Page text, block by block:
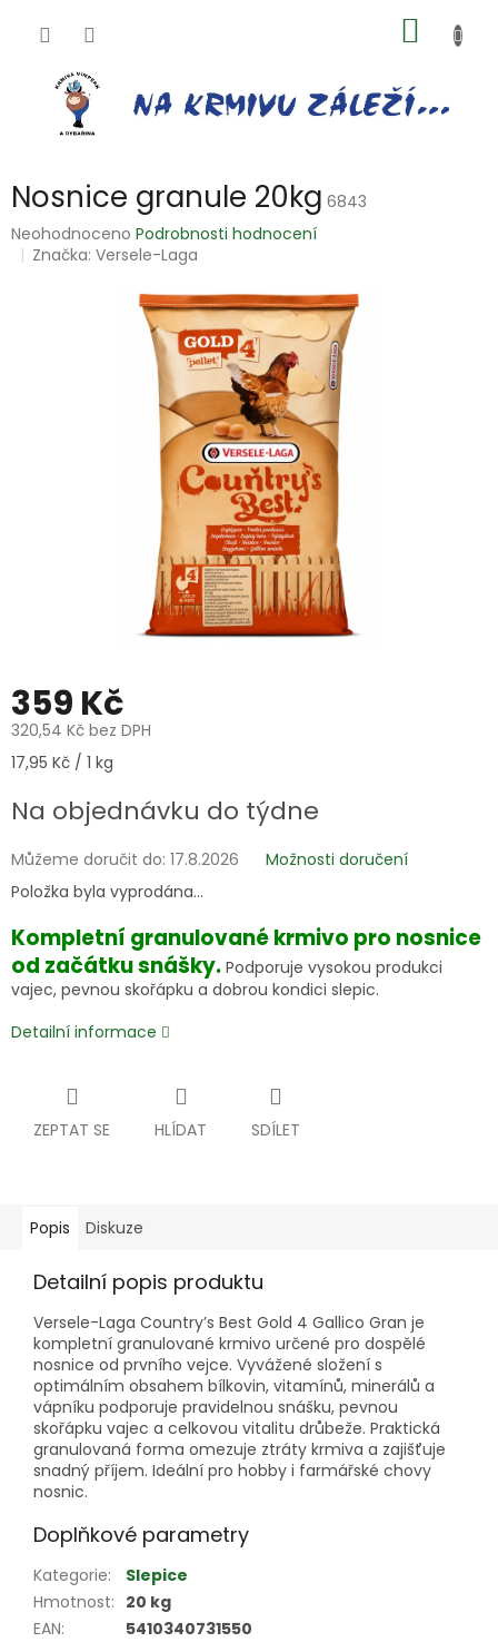
KOŠÍK
Nosnice granule 20kg 6843
Průměrné
hodnocení
Neohodnoceno Podrobnosti hodnocení
Značka:Versele-Laga
359 Kč
320,54 Kč bez DPH
Měrná
17,95 Kč / 1 kg
Na objednávku do týdne
Můžeme doručit do: 17.8.2026
Možnosti doručení
Položka byla vyprodána…
Kompletní granulované krmivo pro nosnice
od začátku snášky. Podporuje vysokou produkci
vajec, pevnou skořápku a dobrou kondici slepic.
Detailní informace
ZEPTAT SE HLÍDAT SDÍLET
Popis Diskuze
Detailní popis produktu
Versele-Laga Country’s Best Gold 4 Gallico Gran je
kompletní granulované krmivo určené pro dospělé
nosnice od prvního vejce. Vyvážené složení s
optimálním obsahem bílkovin, vitamínů, minerálů a
vápníku podporuje pravidelnou snášku, pevnou
skořápku vajec a celkovou vitalitu drůbeže. Praktická
granulovaná forma omezuje ztráty krmiva a zajišťuje
snadný příjem. Ideální pro hobby i farmářské chovy
nosnic.
Doplňkové parametry
Kategorie:
Slepice
Hmotnost: 20 kg
EAN:
5410340731550